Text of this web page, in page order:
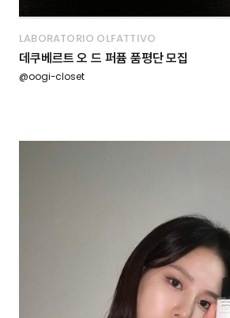
LABORATORIO OLFATTIVO
데쿠베르트 오 드 퍼퓸 품평단 모집
@oogi-closet